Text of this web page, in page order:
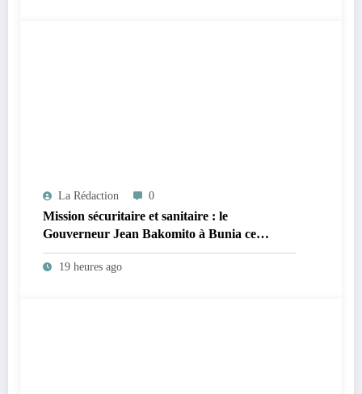
La Rédaction 0
Mission sécuritaire et sanitaire : le
Gouverneur Jean Bakomito à Bunia ce
vendredi
19 heures ago